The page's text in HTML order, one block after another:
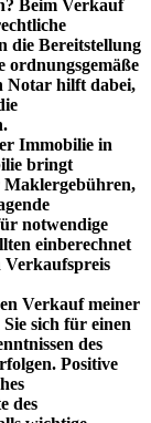
Beim Verkauf
die Bereitstellung
ordnungsgemäße
Notar hilft dabei,
Immobilie in
bringt
Maklergebühren,
notwendige
einberechnet
Verkaufspreis
Verkauf meiner
sich für einen
des
Positive
des